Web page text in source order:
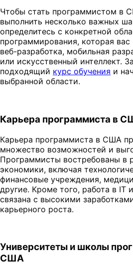
Чтобы стать программистом в
выполнить несколько важных
определитесь с конкретной
программирования, которая вас
веб-разработка, мобильная
или искусственный интеллект.
подходящий курс обучения и
выбранной области.
Карьера программиста в
Карьера программиста в США
множество возможностей и
Программисты востребованы в
экономики, включая
финансовые учреждения,
другие. Кроме того, работа в IT
связана с высокими
карьерного роста.
Университеты и школы
США